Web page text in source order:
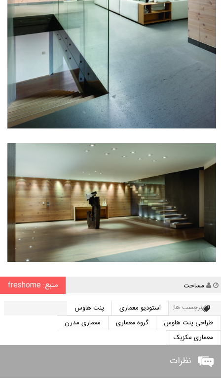
نویسنده
مساحت منبع: freshome
برچسب ها: استودیو معماری
پنت هاوس
طراحی پنت هاوس
گروه معماری
معماری مدرن
معماری مکزیک
نظرات